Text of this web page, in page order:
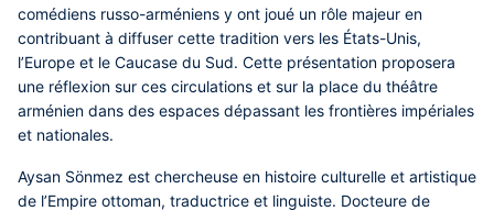
comédiens russo-arméniens y ont joué un rôle majeur en
contribuant à diffuser cette tradition vers les États-Unis,
l’Europe et le Caucase du Sud. Cette présentation proposera
une réflexion sur ces circulations et sur la place du théâtre
arménien dans des espaces dépassant les frontières impériales
et nationales.
Aysan Sönmez est chercheuse en histoire culturelle et artistique
de l’Empire ottoman, traductrice et linguiste. Docteure de